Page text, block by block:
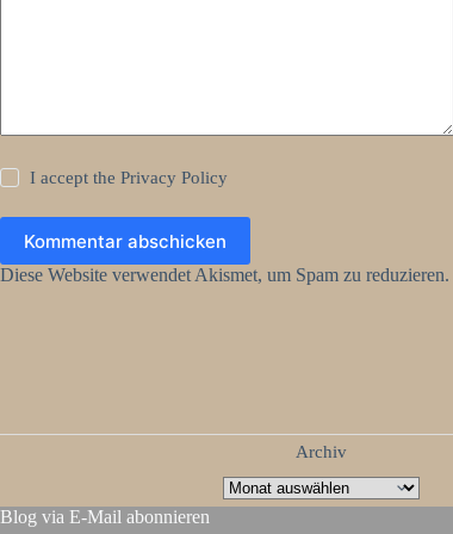
I accept thePrivacy Policy
Kommentar abschicken
Diese Website verwendet Akismet, um Spam zu reduzieren.
Archiv
Blog via E-Mail abonnieren